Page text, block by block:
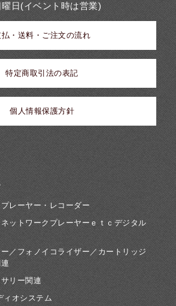
日(イベント時は営業)
払・送料・ご注文の流れ
特定商取引法の表記
個人情報保護方針
レーヤー・レコーダー
ットワークプレーヤーｅｔｃデジタル
／フォノイコライザー／カートリッジ
リー関連
ィオシステム